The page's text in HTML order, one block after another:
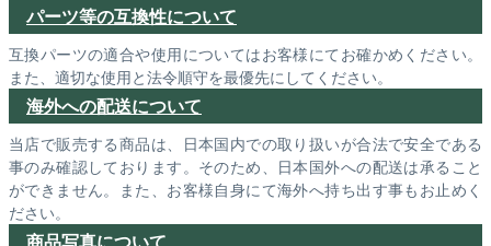
パーツ等の互換性について
互換パーツの適合や使用についてはお客様にてお確かめください。
また、適切な使用と法令順守を最優先にしてください。
海外への配送について
当店で販売する商品は、日本国内での取り扱いが合法で安全である
事のみ確認しております。そのため、日本国外への配送は承ること
ができません。また、お客様自身にて海外へ持ち出す事もお止めく
ださい。